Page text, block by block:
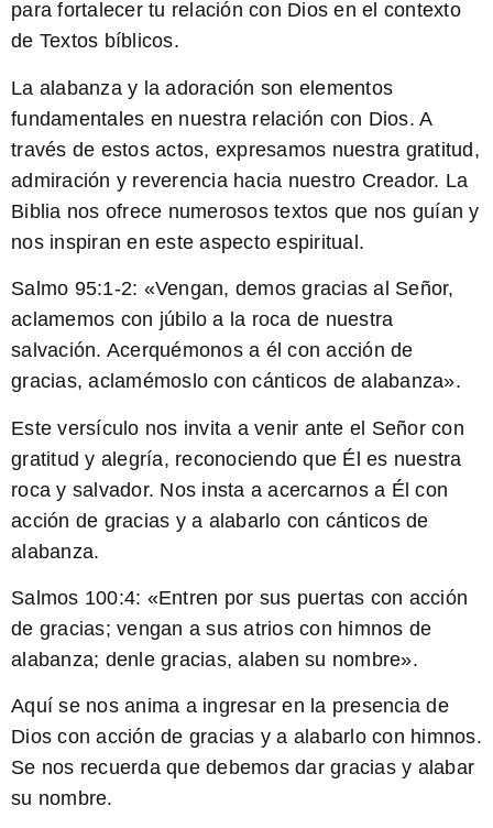
para fortalecer tu relación con Dios en el contexto
de Textos bíblicos.
La alabanza y la adoración son elementos
fundamentales en nuestra relación con Dios. A
través de estos actos, expresamos nuestra gratitud,
admiración y reverencia hacia nuestro Creador. La
Biblia nos ofrece numerosos textos que nos guían y
nos inspiran en este aspecto espiritual.
Salmo 95:1-2: «Vengan, demos gracias al Señor,
aclamemos con júbilo a la roca de nuestra
salvación. Acerquémonos a él con acción de
gracias, aclamémoslo con cánticos de alabanza».
Este versículo nos invita a venir ante el Señor con
gratitud y alegría, reconociendo que Él es nuestra
roca y salvador. Nos insta a acercarnos a Él con
acción de gracias y a alabarlo con cánticos de
alabanza.
Salmos 100:4: «Entren por sus puertas con acción
de gracias; vengan a sus atrios con himnos de
alabanza; denle gracias, alaben su nombre».
Aquí se nos anima a ingresar en la presencia de
Dios con acción de gracias y a alabarlo con himnos.
Se nos recuerda que debemos dar gracias y alabar
su nombre.